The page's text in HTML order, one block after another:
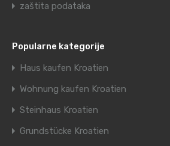
zaštita podataka
Popularne kategorije
Haus kaufen Kroatien
Wohnung kaufen Kroatien
Steinhaus Kroatien
Grundstücke Kroatien